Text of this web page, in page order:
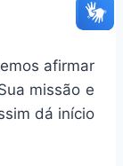
afirmar
missão e
dá início